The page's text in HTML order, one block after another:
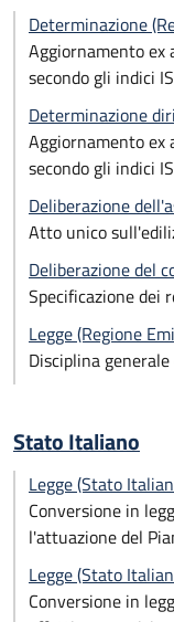
Determinazione
Aggiornamento ex
secondo gli indici
Determinazione
Aggiornamento ex
secondo gli indici
Deliberazione
Atto unico
Deliberazione del
Specificazione dei
Legge (Regione
Disciplina
Stato Italiano
Legge (Stato
Conversione in
l'attuazione del
Legge (Stato
Conversione in